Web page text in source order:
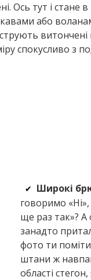
Ось тут і стане в
або
витончені
спокусливо з
✔ Широкі
говоримо
ще раз так»? А
занадто
фото ти
штани ж
області